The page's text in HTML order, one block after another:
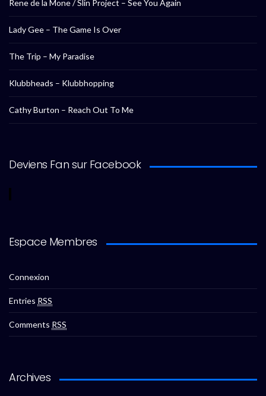
Rene de la Mone / Slin Project – See You Again
Lady Gee – The Game Is Over
The Trip – My Paradise
Klubbheads – Klubbhopping
Cathy Burton – Reach Out To Me
Deviens Fan sur Facebook
Espace Membres
Connexion
Entries RSS
Comments RSS
Archives